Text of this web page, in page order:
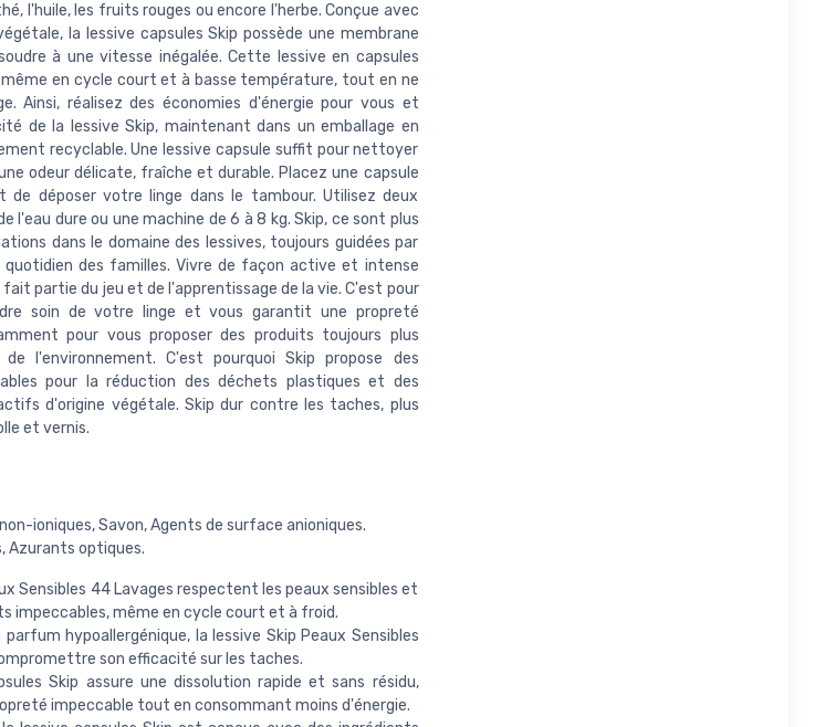
l'huile, les fruits rouges ou encore l'herbe. Conçue avec
la lessive capsules Skip possède une membrane
à une vitesse inégalée. Cette lessive en capsules
en cycle court et à basse température, tout en ne
Ainsi, réalisez des économies d'énergie pour vous et
de la lessive Skip, maintenant dans un emballage en
recyclable. Une lessive capsule suffit pour nettoyer
odeur délicate, fraîche et durable. Placez une capsule
déposer votre linge dans le tambour. Utilisez deux
l'eau dure ou une machine de 6 à 8 kg. Skip, ce sont plus
dans le domaine des lessives, toujours guidées par
des familles. Vivre de façon active et intense
fait partie du jeu et de l'apprentissage de la vie. C'est pour
soin de votre linge et vous garantit une propreté
pour vous proposer des produits toujours plus
l'environnement. C'est pourquoi Skip propose des
pour la réduction des déchets plastiques et des
d'origine végétale. Skip dur contre les taches, plus
et vernis.
ioniques, Savon, Agents de surface anioniques.
Azurants optiques.
Sensibles 44 Lavages respectent les peaux sensibles et
impeccables, même en cycle court et à froid.
hypoallergénique, la lessive Skip Peaux Sensibles
son efficacité sur les taches.
Skip assure une dissolution rapide et sans résidu,
impeccable tout en consommant moins d'énergie.